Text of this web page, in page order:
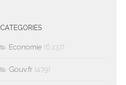
CATEGORIES
Economie (6,137)
Gouv.fr (479)